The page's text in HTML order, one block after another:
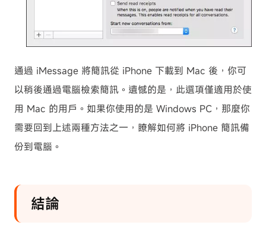
通過 iMessage 將簡訊從 iPhone 下載到 Mac 後，你可
以稍後通過電腦檢索簡訊。遺憾的是，此選項僅適用於使
用 Mac 的用戶。如果你使用的是 Windows PC，那麼你
需要回到上述兩種方法之一，瞭解如何將 iPhone 簡訊備
份到電腦。
結論